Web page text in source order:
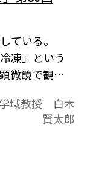
ている。
凍」という
微鏡で観察
きた状態に
界のために
域教授 白木
賢太郎